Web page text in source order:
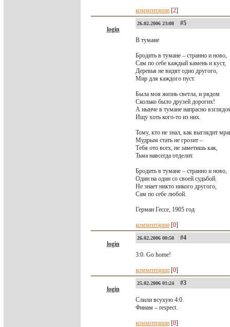
комментарии [2]
login
26.02.2006 23:08 #5
В тумане
Бродить в тумане – странно и ново,
Сам по себе каждый камень и куст,
Деревья не видят одно другого,
Мир для каждого пуст.
Была моя жизнь светла, и рядом
Сколько было друзей дорогих!
А нынче в тумане напрасно
Ищу хоть кого-то из них.
Тому, кто не знал, как выглядит
Мудрым стать не грозит –
Тебя ото всех, не заметишь как,
Тьма навсегда отделит.
Бродить в тумане – странно и ново,
Один на один со своей судьбой.
Не знает никто никого другого,
Сам по себе любой.
Герман Гессе, 1905 год
комментарии [0]
login
26.02.2006 00:50 #4
3:0. Go home!
комментарии [0]
login
25.02.2006 01:24 #3
Слили всухую 4:0.
Финам – respect.
комментарии [0]